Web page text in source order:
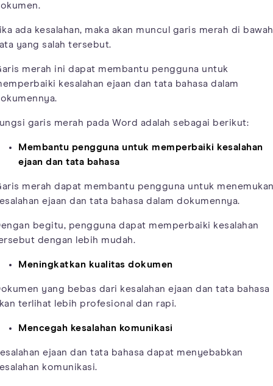
ada kesalahan, maka akan muncul garis merah di bawah
yang salah tersebut.
merah ini dapat membantu pengguna untuk
kesalahan ejaan dan tata bahasa dalam
garis merah pada Word adalah sebagai berikut:
Membantu pengguna untuk memperbaiki kesalahan
ejaan dan tata bahasa
merah dapat membantu pengguna untuk
ejaan dan tata bahasa dalam dokumennya.
begitu, pengguna dapat memperbaiki kesalahan
dengan lebih mudah.
Meningkatkan kualitas dokumen
yang bebas dari kesalahan ejaan dan tata bahasa
terlihat lebih profesional dan rapi.
Mencegah kesalahan komunikasi
ejaan dan tata bahasa dapat menyebabkan
komunikasi.